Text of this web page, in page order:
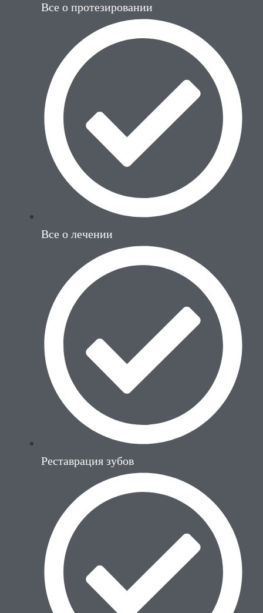
Все о протезировании
Все о лечении
Реставрация зубов